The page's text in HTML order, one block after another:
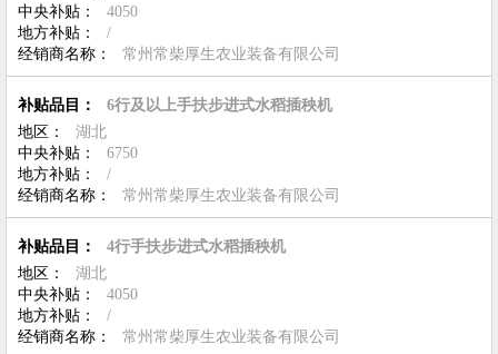
中央补贴：
4050
地方补贴：
/
经销商名称：
常州常柴厚生农业装备有限公司
补贴品目：
6行及以上手扶步进式水稻插秧机
地区：
湖北
中央补贴：
6750
地方补贴：
/
经销商名称：
常州常柴厚生农业装备有限公司
补贴品目：
4行手扶步进式水稻插秧机
地区：
湖北
中央补贴：
4050
地方补贴：
/
经销商名称：
常州常柴厚生农业装备有限公司